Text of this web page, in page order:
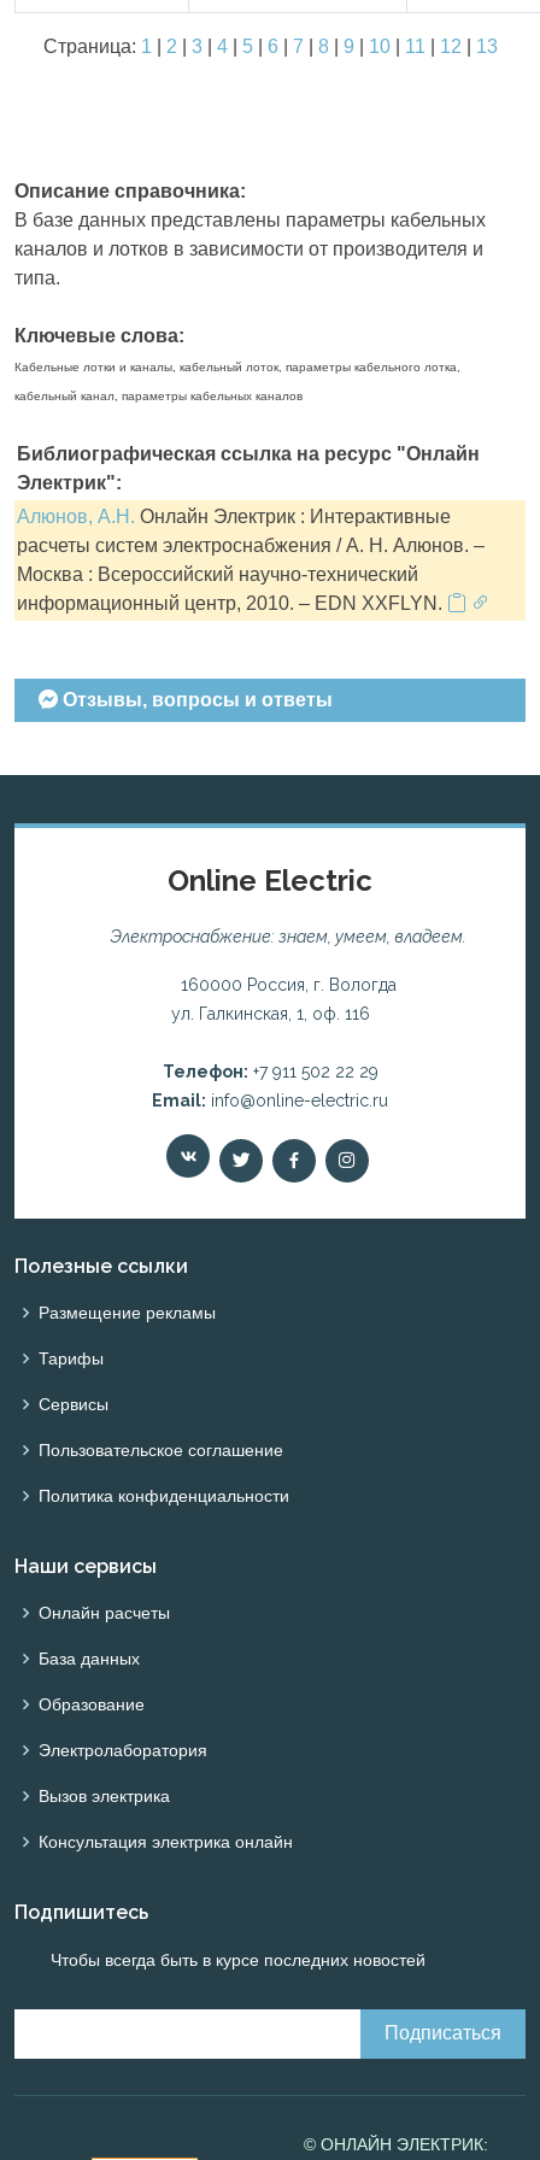
Страница: 1 2 3| 4| 5| 6 7 8| 9 10| 11 12 13
Описание справочника:
В базе данных представлены параметры кабельных
каналов и лотков в зависимости от производителя и
типа.
Ключевые слова:
Кабельные лотки и каналы, кабельный лоток, параметры кабельного лотка,
кабельный канал, параметры кабельных каналов
Библиографическая ссылка на ресурс "Онлайн
Электрик":
Алюнов, А.Н. Онлайн Электрик : Интерактивные
расчеты систем электроснабжения / А. Н. Алюнов. –
Москва : Всероссийский научно-технический
информационный центр, 2010. – EDN XXFLYN.
Отзывы, вопросы и ответы
Online Electric
Электроснабжение: знаем, умеем, владеем.
160000 Россия, г. Вологда
ул. Галкинская, 1, оф. 116
Телефон: +7 911 502 22 29
Email: info@online-electric.ru
Полезные ссылки
Размещение рекламы
Тарифы
Сервисы
Пользовательское соглашение
Политика конфиденциальности
Наши сервисы
Онлайн расчеты
База данных
Образование
Электролаборатория
Вызов электрика
Консультация электрика онлайн
Подпишитесь
Чтобы всегда быть в курсе последних новостей
© ОНЛАЙН ЭЛЕКТРИК: